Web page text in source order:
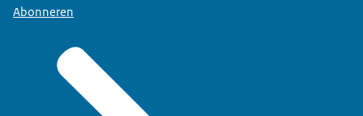
Abonneren